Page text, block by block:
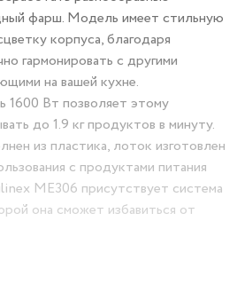
фарш. Модель имеет стильную
корпуса, благодаря
гармонировать с другими
на вашей кухне.
1600 Вт позволяет этому
до 1.9 кг продуктов в минуту.
из пластика, лоток изготовлен
с продуктами питания
ME306 присутствует система
она сможет избавиться от
Комплектация насадками